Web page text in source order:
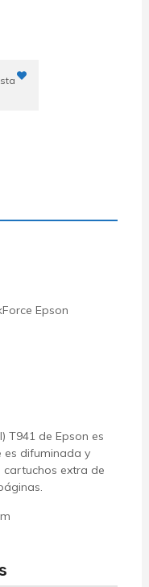
Epson
T941 de Epson es
es difuminada y
cartuchos extra de